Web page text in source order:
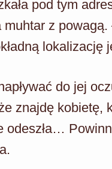
pod tym
z
lokalizację
do jej
znajdę kobietę,
odeszła…